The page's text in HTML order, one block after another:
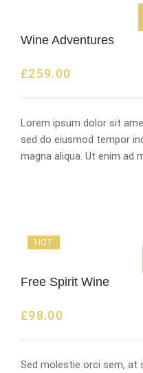
Wine Adventures
£259.00
Lorem ipsum dolor sit
sed do eiusmod tempor
magna aliqua. Ut enim ad
HOT
Free Spirit Wine
£98.00
Sed molestie orci sem, at